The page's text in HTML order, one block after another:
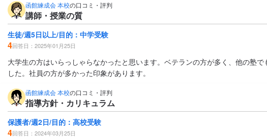
函館練成会 本校の口コミ・評判
講師・授業の質
生徒/週5日以上/目的：中学受験
4回答日：2025年01月25日
大学生の方はいらっしゃらなかったと思います。ベテランの方が多く、他の塾
した。社員の方が多かった印象があります。
函館練成会 本校の口コミ・評判
指導方針・カリキュラム
保護者/週2日/目的：高校受験
4回答日：2024年03月25日